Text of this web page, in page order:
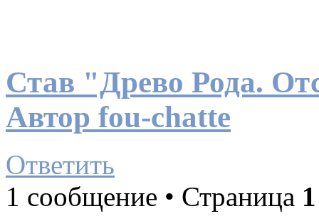
Став "Древо Рода.
Автор fou-chatte
Ответить
1 сообщение • Страница 1